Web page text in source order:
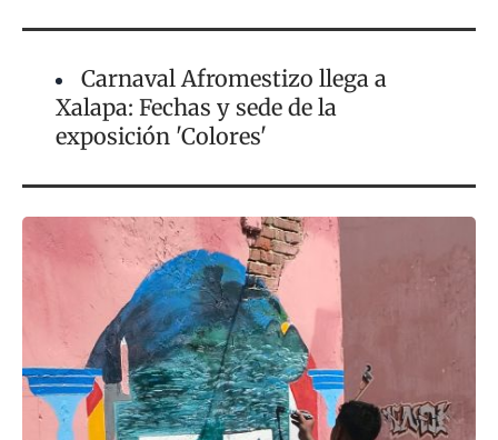
Carnaval Afromestizo llega a
Xalapa: Fechas y sede de la
exposición 'Colores'